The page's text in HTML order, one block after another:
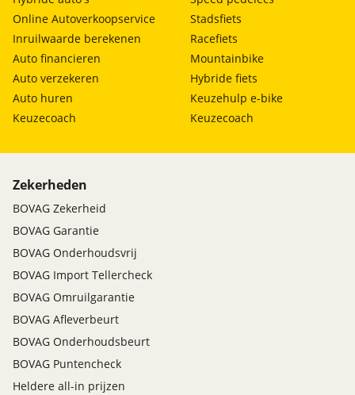
Online Autoverkoopservice
Inruilwaarde berekenen
Auto financieren
Auto verzekeren
Auto huren
Keuzecoach
Stadsfiets
Racefiets
Mountainbike
Hybride fiets
Keuzehulp e-bike
Keuzecoach
Zekerheden
BOVAG Zekerheid
BOVAG Garantie
BOVAG Onderhoudsvrij
BOVAG Import Tellercheck
BOVAG Omruilgarantie
BOVAG Afleverbeurt
BOVAG Onderhoudsbeurt
BOVAG Puntencheck
Heldere all-in prijzen